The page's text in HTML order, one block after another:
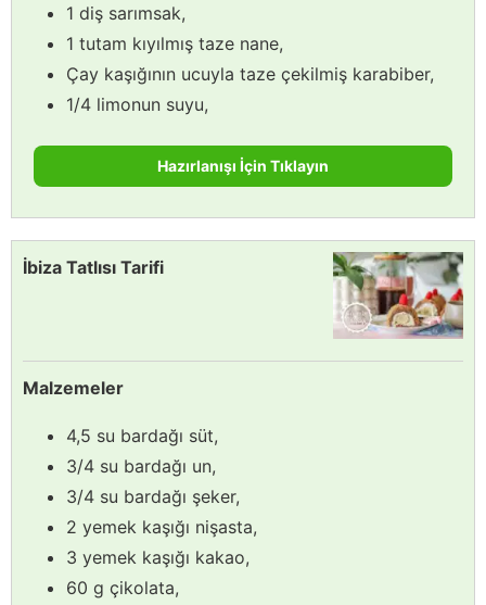
1 diş sarımsak,
1 tutam kıyılmış taze nane,
Çay kaşığının ucuyla taze çekilmiş karabiber,
1/4 limonun suyu,
Hazırlanışı İçin Tıklayın
İbiza Tatlısı Tarifi
Malzemeler
4,5 su bardağı süt,
3/4 su bardağı un,
3/4 su bardağı şeker,
2 yemek kaşığı nişasta,
3 yemek kaşığı kakao,
60 g çikolata,